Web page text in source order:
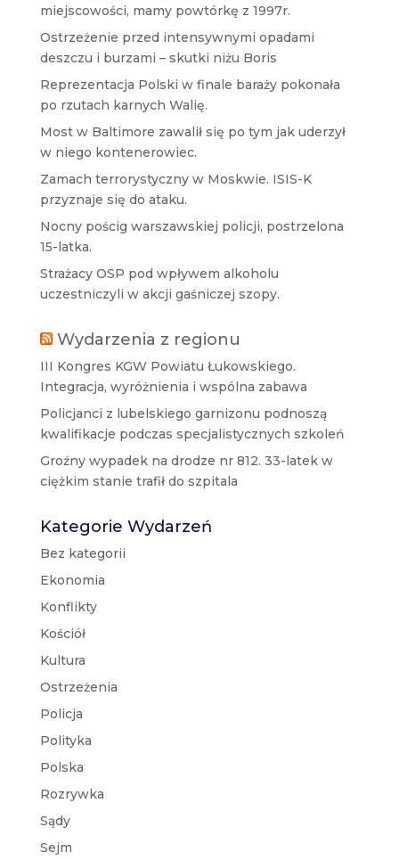
miejscowości, mamy powtórkę z 1997r.
Ostrzeżenie przed intensywnymi opadami
deszczu i burzami – skutki niżu Boris
Reprezentacja Polski w finale baraży pokonała
po rzutach karnych Walię.
Most w Baltimore zawalił się po tym jak uderzył
w niego kontenerowiec.
Zamach terrorystyczny w Moskwie. ISIS-K
przyznaje się do ataku.
Nocny pościg warszawskiej policji, postrzelona
15-latka.
Strażacy OSP pod wpływem alkoholu
uczestniczyli w akcji gaśniczej szopy.
Wydarzenia z regionu
III Kongres KGW Powiatu Łukowskiego.
Integracja, wyróżnienia i wspólna zabawa
Policjanci z lubelskiego garnizonu podnoszą
kwalifikacje podczas specjalistycznych szkoleń
Groźny wypadek na drodze nr 812. 33-latek w
ciężkim stanie trafił do szpitala
Kategorie Wydarzeń
Bez kategorii
Ekonomia
Konflikty
Kościół
Kultura
Ostrzeżenia
Policja
Polityka
Polska
Rozrywka
Sądy
Sejm